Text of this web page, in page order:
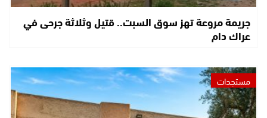
جريمة مروعة تهز سوق السبت.. قتيل وثلاثة جرحى في
عراك دام
مستجدات